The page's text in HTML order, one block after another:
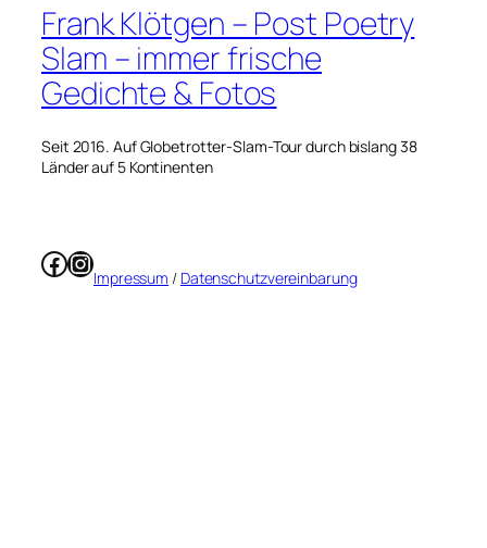
Frank Klötgen – Post Poetry
Slam – immer frische
Gedichte & Fotos
Seit 2016. Auf Globetrotter-Slam-Tour durch bislang 38
Länder auf 5 Kontinenten
Facebook
Instagram
Impressum / Datenschutzvereinbarung